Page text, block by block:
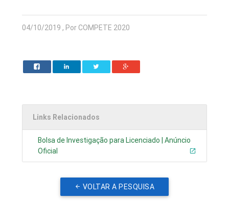
04/10/2019 , Por COMPETE 2020
Links Relacionados
Bolsa de Investigação para Licenciado | Anúncio
Oficial
VOLTAR A PESQUISA